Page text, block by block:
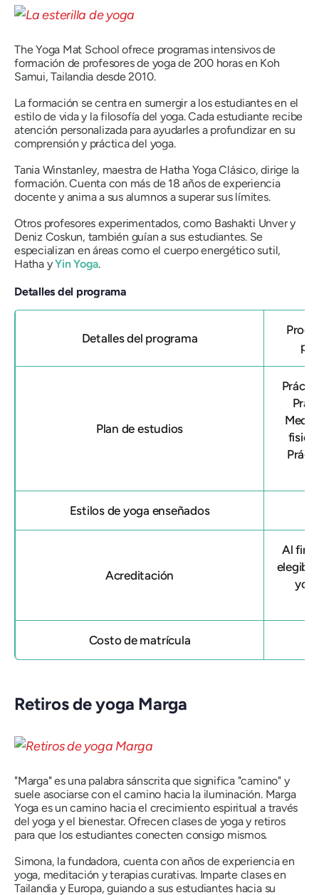
The Yoga Mat School ofrece programas intensivos de
formación de profesores de yoga de 200 horas en Koh
Samui, Tailandia desde 2010.
La formación se centra en sumergir a los estudiantes en el
estilo de vida y la filosofía del yoga. Cada estudiante recibe
atención personalizada para ayudarles a profundizar en su
comprensión y práctica del yoga.
Tania Winstanley, maestra de Hatha Yoga Clásico, dirige la
formación. Cuenta con más de 18 años de experiencia
docente y anima a sus alumnos a superar sus límites.
Otros profesores experimentados, como Bashakti Unver y
Deniz Coskun, también guían a sus estudiantes. Se
especializan en áreas como el cuerpo energético sutil,
Hatha yYin Yoga.
Detalles del programa
Detalles del programa
Plan de estudios
Estilos de yoga enseñados
Acreditación
Al
Costo de matrícula
Retiros de yoga Marga
"Marga" es una palabra sánscrita que significa "camino" y
suele asociarse con el camino hacia la iluminación. Marga
Yoga es un camino hacia el crecimiento espiritual a través
del yoga y el bienestar. Ofrecen clases de yoga y retiros
para que los estudiantes conecten consigo mismos.
Simona, la fundadora, cuenta con años de experiencia en
yoga, meditación y terapias curativas. Imparte clases en
Tailandia y Europa, guiando a sus estudiantes hacia su